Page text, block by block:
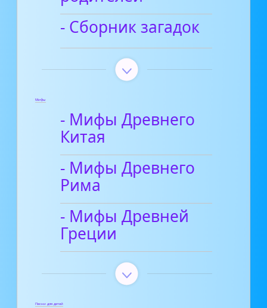
- Сборник загадок
Мифы
- Мифы Древнего
Китая
- Мифы Древнего
Рима
- Мифы Древней
Греции
Песни для детей